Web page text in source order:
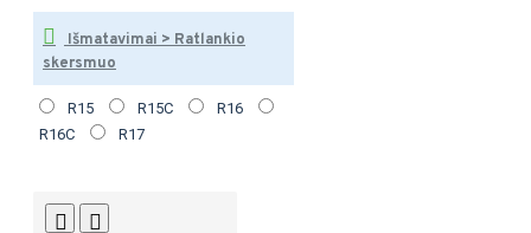
Išmatavimai > Ratlankio
skersmuo
R15 R15C
R16
R16C
R17